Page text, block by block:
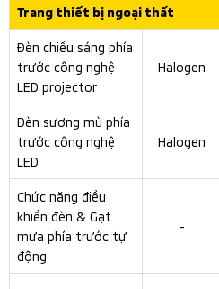
New Mitsubishi Triton sử